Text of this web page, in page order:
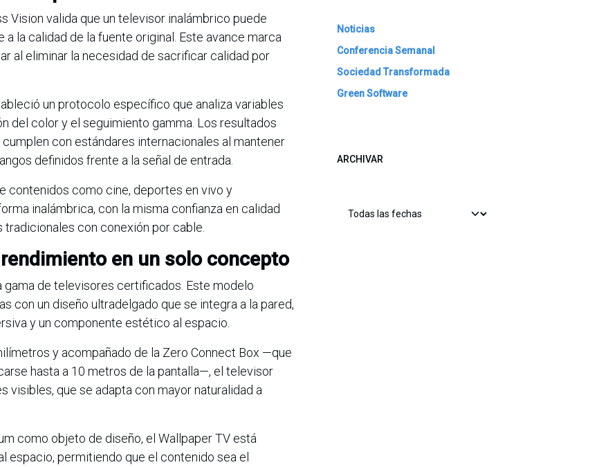
Vision valida que un televisor inalámbrico puede
la calidad de la fuente original. Este avance marca
al eliminar la necesidad de sacrificar calidad por
un protocolo específico que analiza variables
del color y el seguimiento gamma. Los resultados
con estándares internacionales al mantener
definidos frente a la señal de entrada.
contenidos como cine, deportes en vivo y
inalámbrica, con la misma confianza en calidad
con conexión por cable.
en un solo concepto
gama de televisores certificados. Este modelo
con un diseño ultradelgado que se integra a la pared,
y un componente estético al espacio.
y acompañado de la Zero Connect Box —que
hasta a 10 metros de la pantalla—, el televisor
visibles, que se adapta con mayor naturalidad a
como objeto de diseño, el Wallpaper TV está
espacio, permitiendo que el contenido sea el
Noticias
Conferencia Semanal
Sociedad Transformada
Green Software
ARCHIVAR